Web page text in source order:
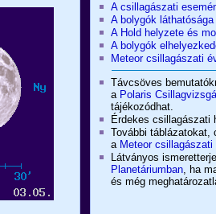
A csillagászati
A bolygók
A Hold helyzete és
A bolygók
Meteor csillagászati
Távcsöves
a Polaris
tájékozódhat.
Érdekes
További
a Meteor
Látványos
Planetáriumban, ha
és még